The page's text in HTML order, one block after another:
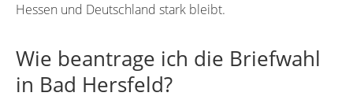
Hessen und Deutschland stark bleibt.
Wie beantrage ich die Briefwahl
in Bad Hersfeld?